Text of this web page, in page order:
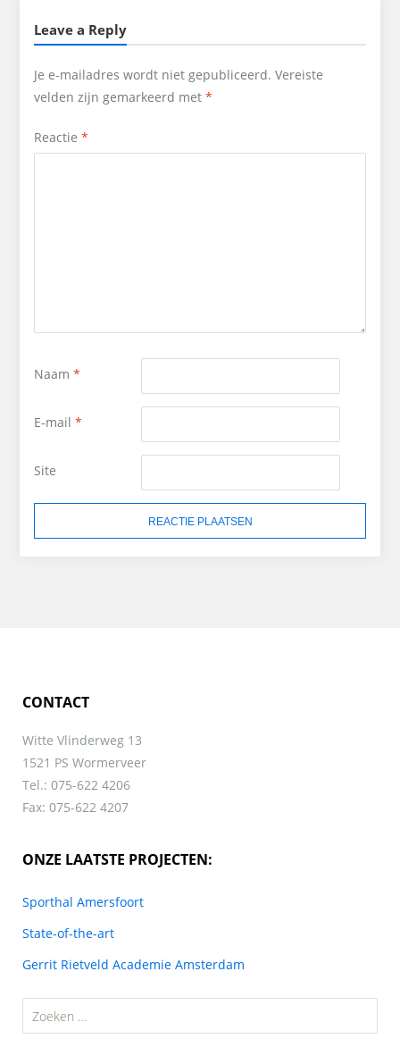
Leave a Reply
Je e-mailadres wordt niet gepubliceerd. Vereiste
velden zijn gemarkeerd met *
Reactie *
Naam *
E-mail *
Site
CONTACT
Witte Vlinderweg 13
1521 PS Wormerveer
Tel.: 075-622 4206
Fax: 075-622 4207
ONZE LAATSTE PROJECTEN:
Sporthal Amersfoort
State-of-the-art
Gerrit Rietveld Academie Amsterdam
Zoeken
naar: